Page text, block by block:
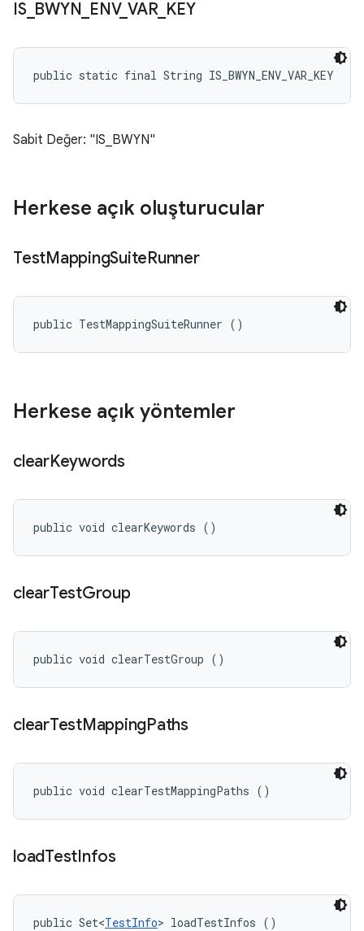
IS_ BWYN ENV_ VAR_ KEY
public static final String IS_BWYN_ENV_VAR_KEY
Sabit Değer: "IS_BWYN"
Herkese açık oluşturucular
TestMappingSuiteRunner
public TestMappingSuiteRunner ()
Herkese açık yöntemler
clearKeywords
public void clearKeywords ()
clearTestGroup
public void clearTestGroup ()
clearTestMappingPaths
public void clearTestMappingPaths ()
loadTestInfos
public Set<TestInfo> loadTestInfos ()